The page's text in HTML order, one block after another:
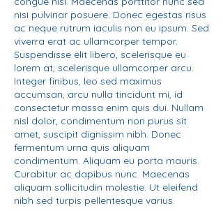
nisi pulvinar posuere. Donec egestas risus
ac neque rutrum iaculis non eu ipsum. Sed
viverra erat ac ullamcorper tempor.
Suspendisse elit libero, scelerisque eu
lorem at, scelerisque ullamcorper arcu.
Integer finibus, leo sed maximus
accumsan, arcu nulla tincidunt mi, id
consectetur massa enim quis dui. Nullam
nisl dolor, condimentum non purus sit
amet, suscipit dignissim nibh. Donec
fermentum urna quis aliquam
condimentum. Aliquam eu porta mauris.
Curabitur ac dapibus nunc. Maecenas
aliquam sollicitudin molestie. Ut eleifend
nibh sed turpis pellentesque varius.